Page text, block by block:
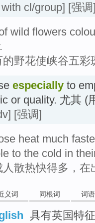
cl/group] [强
wild flowers
的野花使峡谷五
especially to
or quality. 尤其 (
[强调]
heat much
to the cold in
散热快得多，
义词 同根词 词
具有英国特